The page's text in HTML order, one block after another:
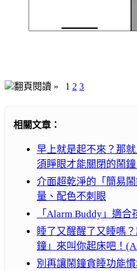
翻頁閱讀 » 1 2 3
相關文章：
早上就是起不來？那
須睜眼才能關閉的鬧鐘
介面超乾淨的「簡易
量、配色不刺眼
「Alarm Buddy」適
睡了又醒醒了又睡嗎
鐘」來叫你起床吧！
別再讓鬧鐘貪睡功能